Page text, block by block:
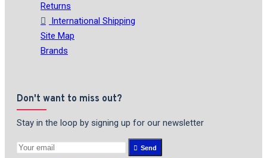
Returns
International Shipping
Site Map
Brands
Don't want to miss out?
Stay in the loop by signing up for our newsletter
Send